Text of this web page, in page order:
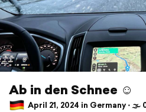
Ab in den Schnee ☺️
April 21, 2024 in Germany ⋅ 🌫